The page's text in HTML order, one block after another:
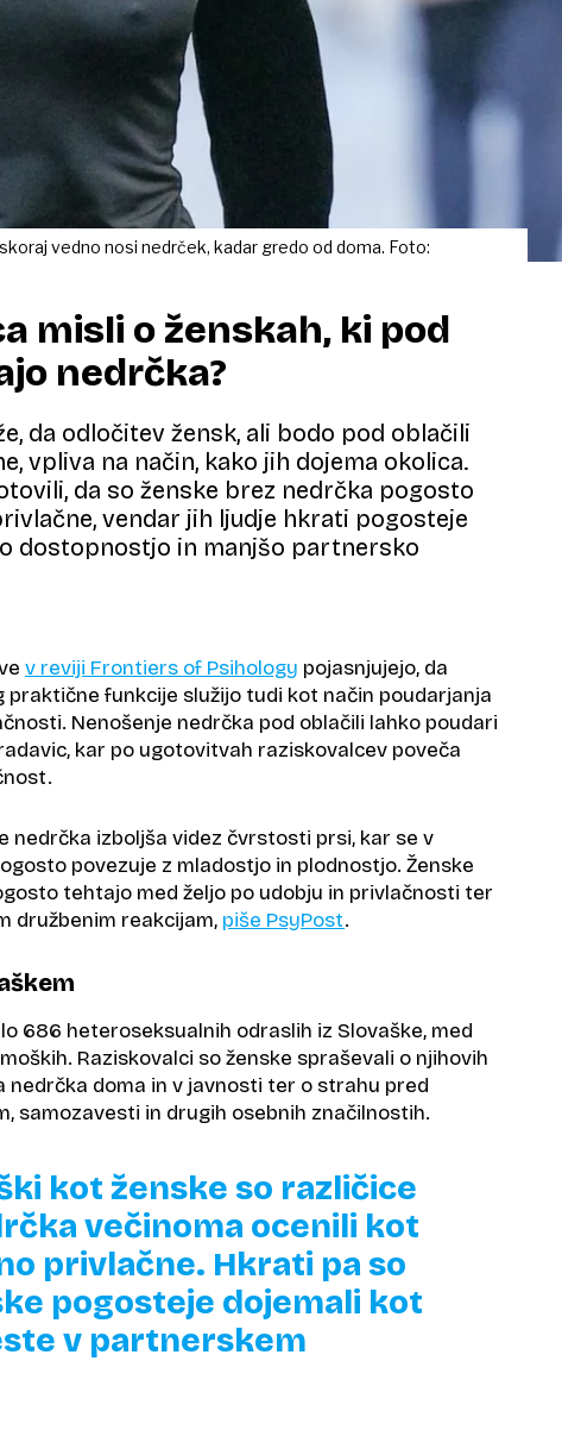
vedno nosi nedrček, kadar gredo od doma. Foto:
misli o ženskah, ki pod
nedrčka?
da odločitev žensk, ali bodo pod oblačili
vpliva na način, kako jih dojema okolica.
da so ženske brez nedrčka pogosto
vendar jih ljudje hkrati pogosteje
dostopnostjo in manjšo partnersko
v reviji Frontiers of Psihology pojasnjujejo, da
praktične funkcije služijo tudi kot način poudarjanja
Nenošenje nedrčka pod oblačili lahko poudari
kar po ugotovitvah raziskovalcev poveča
nedrčka izboljša videz čvrstosti prsi, kar se v
povezuje z mladostjo in plodnostjo. Ženske
tehtajo med željo po udobju in privlačnosti ter
družbenim reakcijam, piše PsyPost.
686 heteroseksualnih odraslih iz Slovaške, med
Raziskovalci so ženske spraševali o njihovih
nedrčka doma in v javnosti ter o strahu pred
samozavesti in drugih osebnih značilnostih.
kot ženske so različice
večinoma ocenili kot
privlačne. Hkrati pa so
pogosteje dojemali kot
v partnerskem